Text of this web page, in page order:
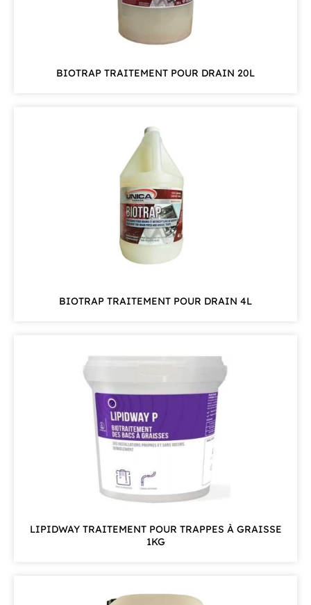
BIOTRAP TRAITEMENT POUR DRAIN 20L
BIOTRAP TRAITEMENT POUR DRAIN 4L
LIPIDWAY TRAITEMENT POUR TRAPPES À GRAISSE
1KG